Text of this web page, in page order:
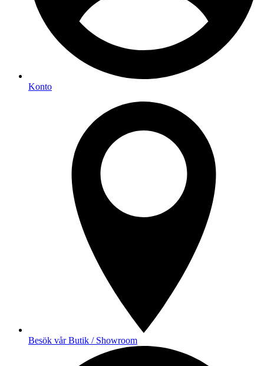
Konto
Besök vår Butik / Showroom